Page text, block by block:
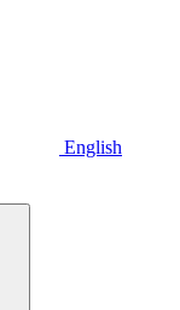
English